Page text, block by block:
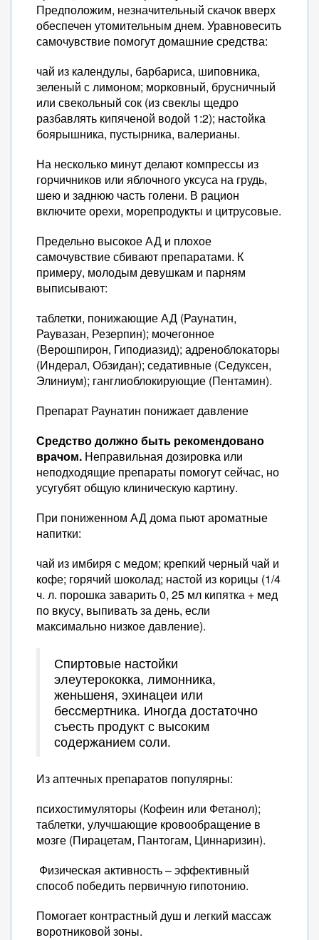
Предположим, незначительный скачок вверх
обеспечен утомительным днем. Уравновесить
самочувствие помогут домашние средства:
чай из календулы, барбариса, шиповника,
зеленый с лимоном; морковный, брусничный
или свекольный сок (из свеклы щедро
разбавлять кипяченой водой 1:2); настойка
боярышника, пустырника, валерианы.
На несколько минут делают компрессы из
горчичников или яблочного уксуса на грудь,
шею и заднюю часть голени. В рацион
включите орехи, морепродукты и цитрусовые.
Предельно высокое АД и плохое
самочувствие сбивают препаратами. К
примеру, молодым девушкам и парням
выписывают:
таблетки, понижающие АД (Раунатин,
Раувазан, Резерпин); мочегонное
(Верошпирон, Гиподиазид); адреноблокаторы
(Индерал, Обзидан); седативные (Седуксен,
Элиниум); ганглиоблокирующие (Пентамин).
Препарат Раунатин понижает давление
Средство должно быть рекомендовано
врачом. Неправильная дозировка или
неподходящие препараты помогут сейчас, но
усугубят общую клиническую картину.
При пониженном АД дома пьют ароматные
напитки:
чай из имбиря с медом; крепкий черный чай и
кофе; горячий шоколад; настой из корицы (1/4
ч. л. порошка заварить 0, 25 мл кипятка + мед
по вкусу, выпивать за день, если
максимально низкое давление).
Спиртовые настойки
элеутерококка, лимонника,
женьшеня, эхинацеи или
бессмертника. Иногда достаточно
съесть продукт с высоким
содержанием соли.
Из аптечных препаратов популярны:
психостимуляторы (Кофеин или Фетанол);
таблетки, улучшающие кровообращение в
мозге (Пирацетам, Пантогам, Циннаризин).
Физическая активность – эффективный
способ победить первичную гипотонию.
Помогает контрастный душ и легкий массаж
воротниковой зоны.